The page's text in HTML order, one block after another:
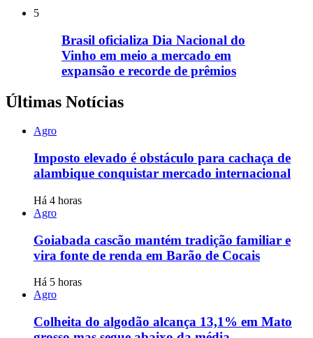
5
Brasil oficializa Dia Nacional do
Vinho em meio a mercado em
expansão e recorde de prêmios
Últimas Notícias
Agro
Imposto elevado é obstáculo para cachaça de
alambique conquistar mercado internacional
Há 4 horas
Agro
Goiabada cascão mantém tradição familiar e
vira fonte de renda em Barão de Cocais
Há 5 horas
Agro
Colheita do algodão alcança 13,1% em Mato